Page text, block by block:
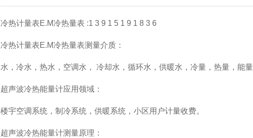
冷热计量表E.M冷热量表 :1 3 9 1 5 1 9 1 8 3 6
冷热计量表E.M冷热量表测量介质：
水，冷水，热水，空调水， 冷却水，循环水，供暖水，冷量，热量，能量
超声波冷热能量计应用领域：
楼宇空调系统，制冷系统，供暖系统，小区用户计量收费。
超声波冷热能量计测量原理：